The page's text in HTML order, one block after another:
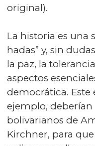
original).
La historia es una
hadas” y, sin
la paz, la
aspectos
democrática. Este
ejemplo, deberían
bolivarianos de
Kirchner, para